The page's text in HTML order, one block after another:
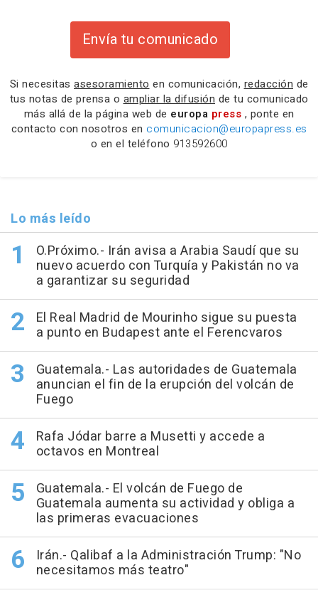
Envía tu comunicado
Si necesitas asesoramiento en comunicación, redacción de
tus notas de prensa o ampliar la difusión de tu comunicado
más allá de la página web de europa press , ponte en
contacto con nosotros en comunicacion@europapress.es
o en el teléfono 913592600
Lo más leído
O.Próximo.- Irán avisa a Arabia Saudí que su
nuevo acuerdo con Turquía y Pakistán no va
a garantizar su seguridad
El Real Madrid de Mourinho sigue su puesta
a punto en Budapest ante el Ferencvaros
Guatemala.- Las autoridades de Guatemala
anuncian el fin de la erupción del volcán de
Fuego
Rafa Jódar barre a Musetti y accede a
octavos en Montreal
Guatemala.- El volcán de Fuego de
Guatemala aumenta su actividad y obliga a
las primeras evacuaciones
Irán.- Qalibaf a la Administración Trump: "No
necesitamos más teatro"